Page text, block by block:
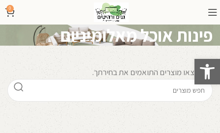
פתח סרגל נגישות
0
פינות אוכל מאלומיניום
לא נמצאו מוצרים התואמים את בחירתך.